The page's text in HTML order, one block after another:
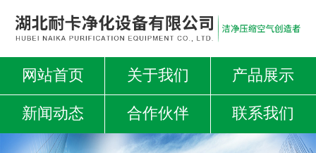
网站首页 关于我们 产品展示
新闻动态 合作伙伴 联系我们